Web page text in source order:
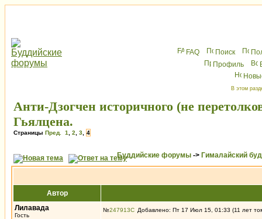
FAQ Поиск
Профиль
В этом
Анти-Дзогчен историчного (не
Гьялцена.
Страницы Пред. 1 2 3 4
Буддийские форумы -> Гималайский
Автор
Лилавада
Гость
№247913 Добавлено: Пт 17 Июл 15, 01:33 (11 лет